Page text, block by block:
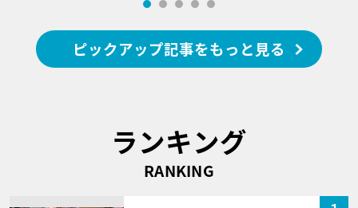
ピックアップ記事をもっと見る
ランキング
RANKING